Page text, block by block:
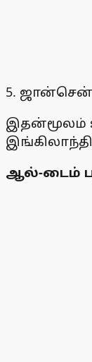
5. ஜான்சென்
இதன்மூலம்
ஆல்-டைம்